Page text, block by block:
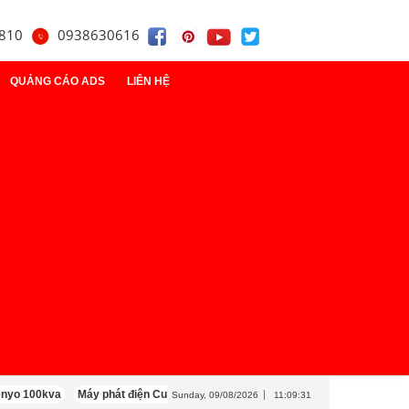
0938630616
QUẢNG CÁO ADS LIÊN HỆ
Máy phát điện Cummins 100kva Máy phát điện Mitsubishi 100kva
Sunday, 09/08/2026 11:09:32